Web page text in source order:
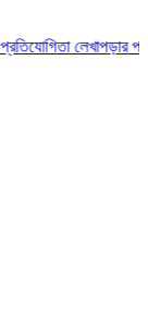
লেখাপড়ার